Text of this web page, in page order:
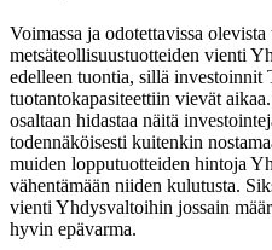
Voimassa ja odotettavissa
metsäteollisuustuotteiden vienti
edelleen tuontia, sillä investoinnit
tuotantokapasiteettiin vievät
osaltaan hidastaa näitä
todennäköisesti kuitenkin
muiden lopputuotteiden hintoja
vähentämään niiden kulutusta.
vienti Yhdysvaltoihin jossain
hyvin epävarma.